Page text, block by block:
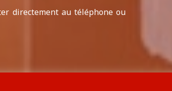
directement au téléphone ou